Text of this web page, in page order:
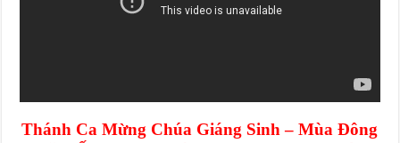
Thánh Ca Mừng Chúa Giáng Sinh – Mùa Đông